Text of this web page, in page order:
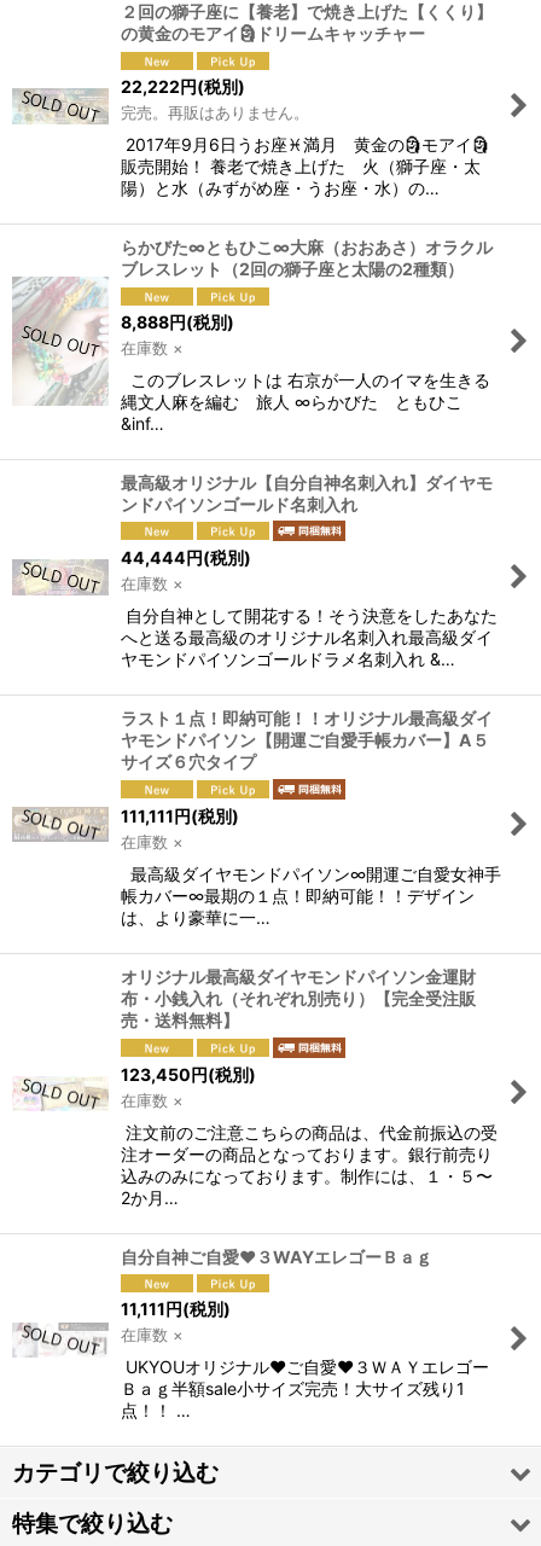
２回の獅子座に【養老】で焼き上げた【くくり】
の黄金のモアイ🗿ドリームキャッチャー
22,222円(税別)
完売。再販はありません。
2017年9月6日うお座♓満月 黄金の🗿モアイ🗿
販売開始！ 養老で焼き上げた 火（獅子座・太
陽）と水（みずがめ座・うお座・水）の…
らかびた∞ともひこ∞大麻（おおあさ）オラクル
ブレスレット（2回の獅子座と太陽の2種類）
8,888円(税別)
在庫数 ×
このブレスレットは 右京が一人のイマを生きる
縄文人麻を編む 旅人 ∞らかびた ともひこ
&inf…
最高級オリジナル【自分自神名刺入れ】ダイヤモ
ンドパイソンゴールド名刺入れ
44,444円(税別)
在庫数 ×
自分自神として開花する！そう決意をしたあなた
へと送る最高級のオリジナル名刺入れ最高級ダイ
ヤモンドパイソンゴールドラメ名刺入れ &…
ラスト１点！即納可能！！オリジナル最高級ダイ
ヤモンドパイソン【開運ご自愛手帳カバー】A５
サイズ６穴タイプ
111,111円(税別)
在庫数 ×
最高級ダイヤモンドパイソン∞開運ご自愛女神手
帳カバー∞最期の１点！即納可能！！デザイン
は、より豪華に一…
オリジナル最高級ダイヤモンドパイソン金運財
布・小銭入れ（それぞれ別売り）【完全受注販
売・送料無料】
123,450円(税別)
在庫数 ×
注文前のご注意こちらの商品は、代金前振込の受
注オーダーの商品となっております。銀行前売り
込みのみになっております。制作には、１・５〜
2か月…
自分自神ご自愛♥３WAYエレゴーＢａｇ
11,111円(税別)
在庫数 ×
UKYOUオリジナル♥ご自愛♥３ＷＡＹエレゴー
Ｂａｇ半額sale小サイズ完売！大サイズ残り1
点！！ …
カテゴリで絞り込む
自分自神創造の法則2019バーチャル人生ゲーム完全攻略ワーク
特集で絞り込む